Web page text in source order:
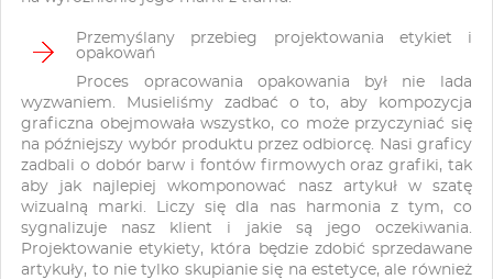
Przemyślany przebieg projektowania etykiet i
opakowań
Proces opracowania opakowania był nie lada
wyzwaniem. Musieliśmy zadbać o to, aby kompozycja
graficzna obejmowała wszystko, co może przyczyniać się
na późniejszy wybór produktu przez odbiorcę. Nasi graficy
zadbali o dobór barw i fontów firmowych oraz grafiki, tak
aby jak najlepiej wkomponować nasz artykuł w szatę
wizualną marki. Liczy się dla nas harmonia z tym, co
sygnalizuje nasz klient i jakie są jego oczekiwania.
Projektowanie etykiety, która będzie zdobić sprzedawane
artykuły, to nie tylko skupianie się na estetyce, ale również